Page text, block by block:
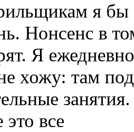
я бы
Нонсенс в
Я
хожу: там
это все